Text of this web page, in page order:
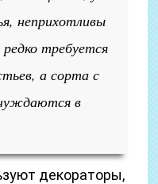
неприхотливы
требуется
а сорта с
в
декораторы,